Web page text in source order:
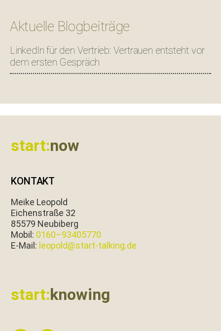
Aktuelle Blogbeiträge
LinkedIn für den Vertrieb: Vertrauen entsteht vor
dem ersten Gespräch
start:now
KONTAKT
Meike Leopold
Eichen­straße 32
85579 Neubiberg
Mobil: 0160–93405770
E‑Mail: leopold@start-talking.de
start:knowing